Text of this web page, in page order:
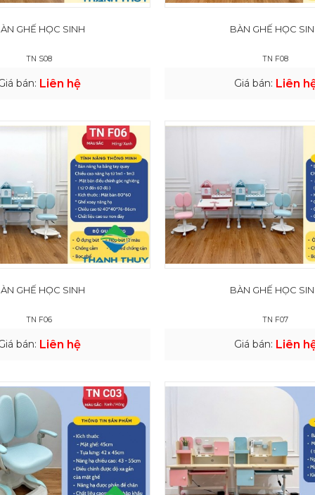
GHẾ HỌC SINH
TN S08
bán: Liên hệ
BÀN GHẾ HỌC
TN F08
Giá bán: Liên
GHẾ HỌC SINH
TN F06
bán: Liên hệ
BÀN GHẾ HỌC
TN F07
Giá bán: Liên